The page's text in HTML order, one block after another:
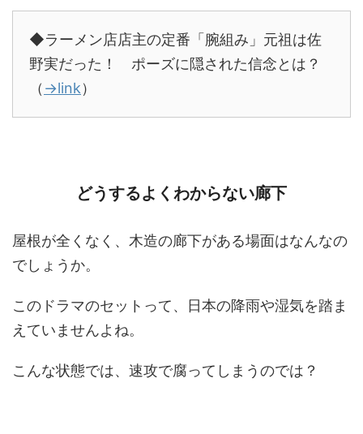
◆ラーメン店店主の定番「腕組み」元祖は佐
野実だった！ ポーズに隠された信念とは？
（ →link）
どうするよくわからない廊下
屋根が全くなく、木造の廊下がある場面はなんなの
でしょうか。
このドラマのセットって、日本の降雨や湿気を踏ま
えていませんよね。
こんな状態では、速攻で腐ってしまうのでは？